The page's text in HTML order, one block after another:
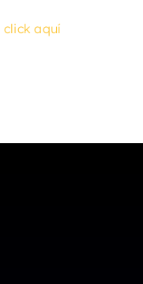
click aquí